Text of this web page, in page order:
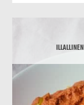
ILLALLINEN